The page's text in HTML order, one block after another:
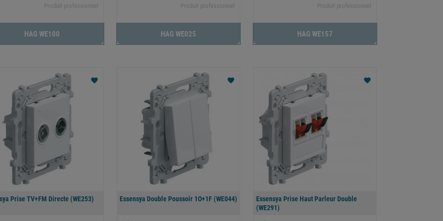
Produit professionnel
HAG WE100
Produit professionnel
HAG WE025
Produit professionnel
HAG WE157
Prise TV+FM Directe (WE253)
favorite
Essensya Double Poussoir 1O+1F (WE044)
favorite
Essensya Prise Haut Parleur Double
(WE291)
favorite